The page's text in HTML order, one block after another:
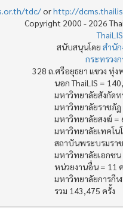
tdc/orhttp://
Copyright 2000 - 2026
ThaiLIS
สนับสนุนโดย สำนั
กระทรวง
328 ถ.ศรีอยุธยา แขวง ทุ่ง
นอก ThaiLIS =
มหาวิทยาลัยสังกัดท
มหาวิทยาลัยราชภัฏ
มหาวิทยาลัยสงฆ์ =
มหาวิทยาลัยเทคโน
สถาบันพระบรมรา
มหาวิทยาลัยเอกชน
หน่วยงานอื่น = 11
มหาวิทยาลัยการกี
รวม 143,475 ครั้ง